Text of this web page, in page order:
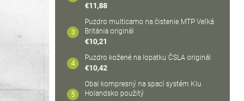
€11,88
Puzdro multicamo na čistenie MTP Veľká
Británia originál
€10,21
Puzdro kožené na lopatku ČSLA originál
€10,42
Obal kompresný na spací systém Klu
Holandsko použitý